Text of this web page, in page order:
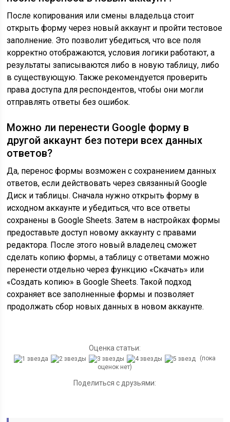
После копирования или смены владельца стоит
открыть форму через новый аккаунт и пройти тестовое
заполнение. Это позволит убедиться, что все поля
корректно отображаются, условия логики работают, а
результаты записываются либо в новую таблицу, либо
в существующую. Также рекомендуется проверить
права доступа для респондентов, чтобы они могли
отправлять ответы без ошибок.
Можно ли перенести Google форму в
другой аккаунт без потери всех данных
ответов?
Да, перенос формы возможен с сохранением данных
ответов, если действовать через связанный Google
Диск и таблицы. Сначала нужно открыть форму в
исходном аккаунте и убедиться, что все ответы
сохранены в Google Sheets. Затем в настройках формы
предоставьте доступ новому аккаунту с правами
редактора. После этого новый владелец сможет
сделать копию формы, а таблицу с ответами можно
перенести отдельно через функцию «Скачать» или
«Создать копию» в Google Sheets. Такой подход
сохраняет все заполненные формы и позволяет
продолжать сбор новых данных в новом аккаунте.
Оценка статьи:
(пока
оценок нет)
Поделиться с друзьями: